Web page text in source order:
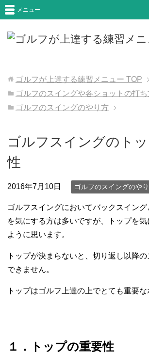
メニュー
ゴルフが上達する練習メニュー TOP
ゴルフのスイングや各ショットの打ち
ゴルフのスイングのやり方
ゴルフスイングのト
性
2016年7月10日 ゴルフのスイングのや
ゴルフスイングにおいてバックスイン
を気にする方は多いですが、トップを
ように思います。
トップが決まらないと、切り返し以降の
できません。
トップはゴルフ上達の上でとても重要な
１．トップの重要性